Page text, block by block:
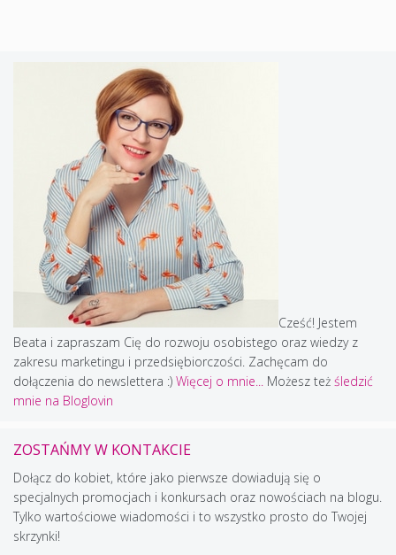
Cześć! Jestem
Beata i zapraszam Cię do rozwoju osobistego oraz wiedzy z
zakresu marketingu i przedsiębiorczości. Zachęcam do
dołączenia do newslettera :) Więcej o mnie... Możesz też śledzić
mnie na Bloglovin
ZOSTAŃMY W KONTAKCIE
Dołącz do kobiet, które jako pierwsze dowiadują się o
specjalnych promocjach i konkursach oraz nowościach na blogu.
Tylko wartościowe wiadomości i to wszystko prosto do Twojej
skrzynki!